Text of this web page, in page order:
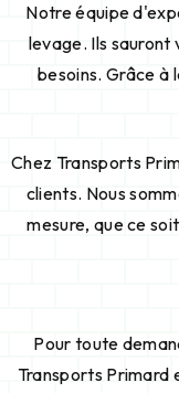
Notre équipe
levage. Ils sauront
besoins. Grâce
Chez Transports
clients. Nous
mesure, que ce
Pour toute
Transports Primard